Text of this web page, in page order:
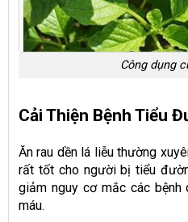
Công dụng
Cải Thiện Bệnh Tiểu
Ăn rau dền lá liễu thường
rất tốt cho người bị tiểu
giảm nguy cơ mắc các
máu.